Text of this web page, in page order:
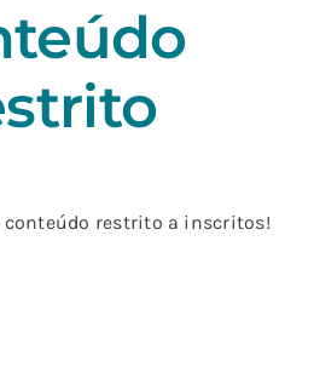
restrito a inscritos!